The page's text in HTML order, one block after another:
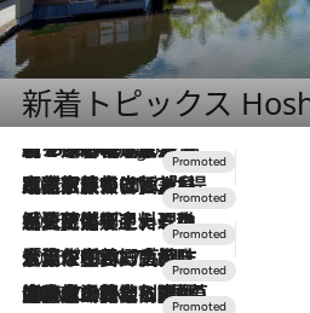
新着トピックス
8 Hours Ago
【トンボの足水浴】ヒノキの香りに包まれて涼感マックス！約13℃の湧水かけ流しを避暑地「星野温泉 トンボの湯」で体験
2026.7.31
【ホテル帰省】という選択肢をOMOが提案。家族とほどよい距離を保つには「昼は実家、夜は気兼ねなくホテルで！」
2026.7.24
【夏限定ディナーコース】旬を迎える稚鮎や花ズッキーニなどをイタリア・トスカーナの郷土料理の手法で満喫！
2026.7.17
「土佐和ハーブかき氷」がOMO7高知に登場！生姜、山椒、大葉など目にも舌にも涼を呼ぶ郷土の味
2026.7.10
NEW OPEN！【界 草津】名湯の地に誕生。趣の異なる2種の温泉と上州ならではの会席・蕎麦割烹など美食を味わう究極の癒やし旅